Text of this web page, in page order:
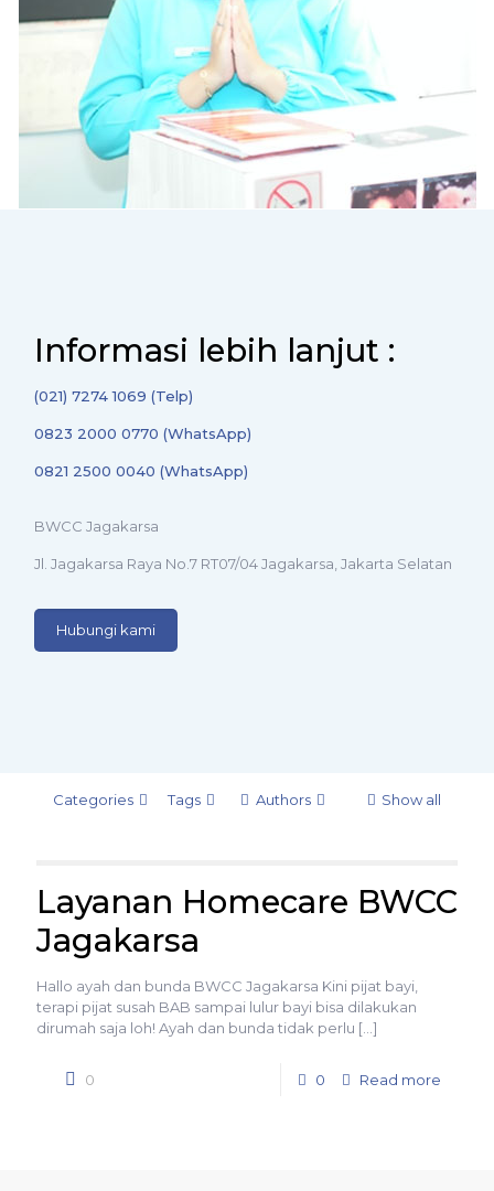
Informasi lebih lanjut :
(021) 7274 1069 (Telp)
0823 2000 0770 (WhatsApp)
0821 2500 0040 (WhatsApp)
BWCC Jagakarsa
Jl. Jagakarsa Raya No.7 RT07/04 Jagakarsa, Jakarta Selatan
Hubungi kami
Categories Tags Authors Show all
Layanan Homecare BWCC
Jagakarsa
Hallo ayah dan bunda BWCC Jagakarsa Kini pijat bayi,
terapi pijat susah BAB sampai lulur bayi bisa dilakukan
dirumah saja loh! Ayah dan bunda tidak perlu […]
0 0 Read more